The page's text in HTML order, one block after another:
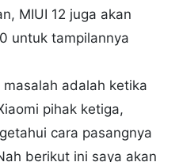
MIUI 12 juga akan
untuk tampilannya
adalah ketika
pihak ketiga,
cara pasangnya
berikut ini saya akan